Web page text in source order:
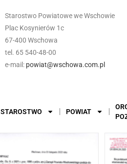
Starostwo Powiatowe we Wschowie
Plac Kosynierów 1c
67-400 Wschowa
tel. 65 540-48-00
e-mail: powiat@wschowa.com.pl
STAROSTWO POWIAT